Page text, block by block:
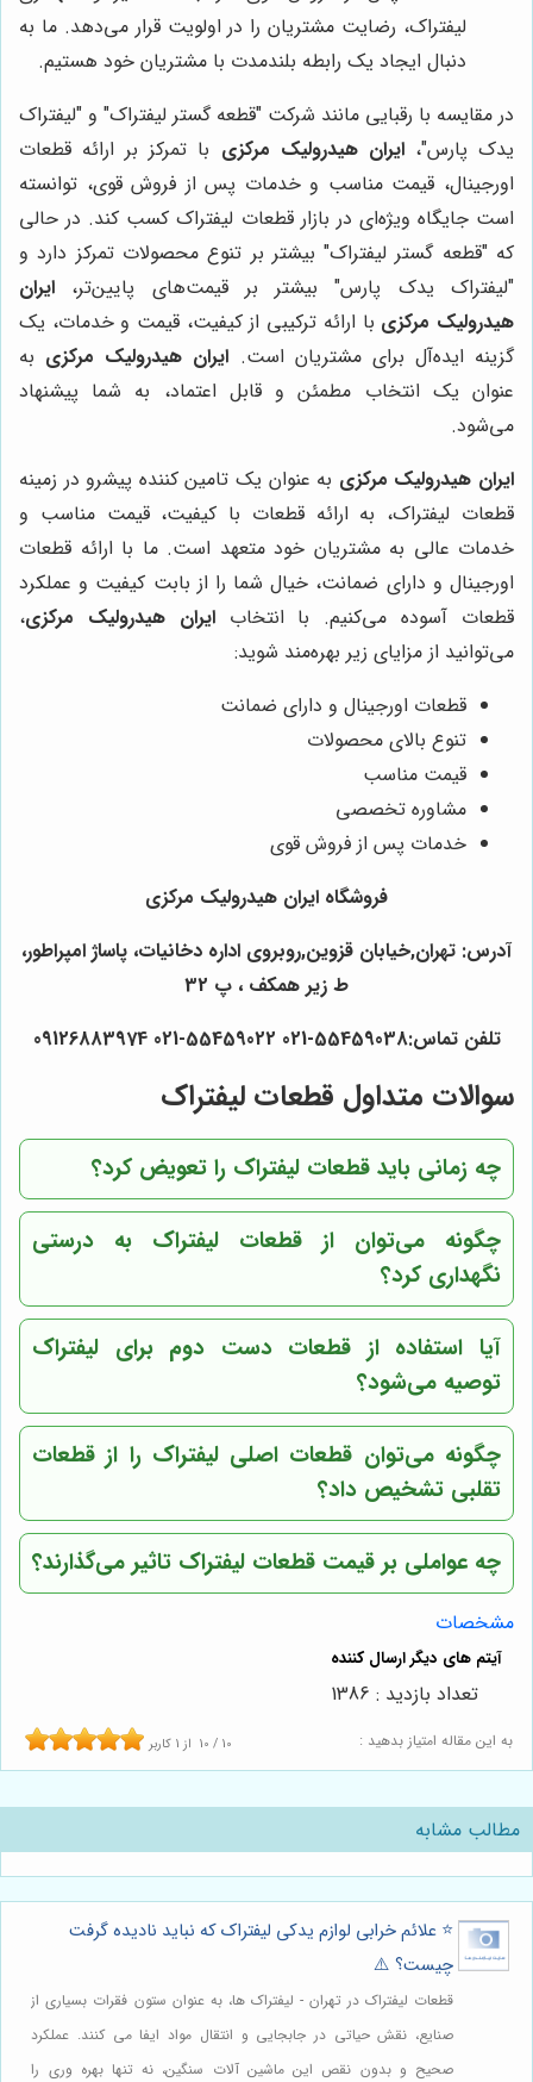
لیفتراک، رضایت مشتریان را در اولویت قرار می‌دهد. ما به
دنبال ایجاد یک رابطه بلندمدت با مشتریان خود هستیم.
در مقایسه با رقبایی مانند شرکت "قطعه گستر لیفتراک" و "لیفتراک
یدک پارس"،ایران هیدرولیک مرکزی با تمرکز بر ارائه قطعات
اورجینال، قیمت مناسب و خدمات پس از فروش قوی، توانسته
است جایگاه ویژه‌ای در بازار قطعات لیفتراک کسب کند. در حالی
که "قطعه گستر لیفتراک" بیشتر بر تنوع محصولات تمرکز دارد و
"لیفتراک یدک پارس" بیشتر بر قیمت‌های پایین‌تر، ایران
هیدرولیک مرکزی با ارائه ترکیبی از کیفیت، قیمت و خدمات، یک
گزینه ایده‌آل برای مشتریان است. ایران هیدرولیک مرکزی به
عنوان یک انتخاب مطمئن و قابل اعتماد، به شما پیشنهاد
می‌شود.
ایران هیدرولیک مرکزی به عنوان یک تامین کننده پیشرو در زمینه
قطعات لیفتراک، به ارائه قطعات با کیفیت، قیمت مناسب و
خدمات عالی به مشتریان خود متعهد است. ما با ارائه قطعات
اورجینال و دارای ضمانت، خیال شما را از بابت کیفیت و عملکرد
قطعات آسوده می‌کنیم. با انتخابایران هیدرولیک مرکزی،
می‌توانید از مزایای زیر بهره‌مند شوید:
قطعات اورجینال و دارای ضمانت
تنوع بالای محصولات
قیمت مناسب
مشاوره تخصصی
خدمات پس از فروش قوی
فروشگاه ایران هیدرولیک مرکزی
آدرس: تهران,خیابان قزوین,روبروی اداره دخانیات، پاساژ امپراطور،
ط زیر همکف ، پ 32
تلفن تماس:55459038-021 55459022-021 09126883974
سوالات متداول قطعات لیفتراک
چه زمانی باید قطعات لیفتراک را تعویض کرد؟
چگونه می‌توان از قطعات لیفتراک به درستی
نگهداری کرد؟
آیا استفاده از قطعات دست دوم برای لیفتراک
توصیه می‌شود؟
چگونه می‌توان قطعات اصلی لیفتراک را از قطعات
تقلبی تشخیص داد؟
چه عواملی بر قیمت قطعات لیفتراک تاثیر می‌گذارند؟
مشخصات
به این مقاله امتیاز بدهید : 10 / 10 از 1 کاربر
تعداد بازدید : 1386
مطالب مشابه
⭐️ علائم خرابی لوازم یدکی لیفتراک که نباید نادیده گرفت
چیست؟ ⚠️
قطعات لیفتراک در تهران - لیفتراک ها، به عنوان ستون فقرات بسیاری از
صنایع، نقش حیاتی در جابجایی و انتقال مواد ایفا می کنند. عملکرد
صحیح و بدون نقص این ماشین آلات سنگین، نه تنها بهره وری را